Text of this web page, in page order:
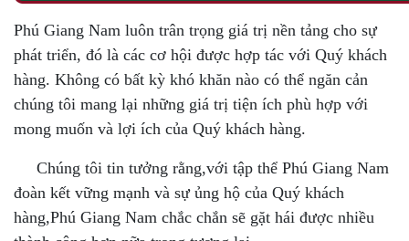
Phú Giang Nam luôn trân trọng giá trị nền tảng cho sự
phát triển, đó là các cơ hội được hợp tác với Quý khách
hàng. Không có bất kỳ khó khăn nào có thể ngăn cản
chúng tôi mang lại những giá trị tiện ích phù hợp với
mong muốn và lợi ích của Quý khách hàng.
Chúng tôi tin tưởng rằng,với tập thể Phú Giang Nam
đoàn kết vững mạnh và sự ủng hộ của Quý khách
hàng,Phú Giang Nam chắc chắn sẽ gặt hái được nhiều